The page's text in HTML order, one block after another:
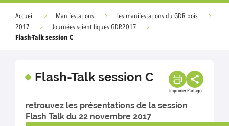
Accueil Manifestations
Les manifestations du GDR bois
2017
Journées scientifiques GDR2017
Flash-Talk session C
Flash-Talk session C
Imprimer Partager
retrouvez les présentations de la session
Flash Talk du 22 novembre 2017